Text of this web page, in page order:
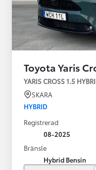
Toyota Yaris
YARIS CROSS 1.5
SKARA
HYBRID
Registrerad
08-2025
Bränsle
Hybrid Bensin